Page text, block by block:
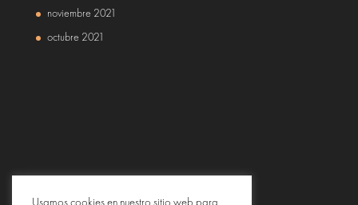
noviembre 2021
octubre 2021
Usamos cookies en nuestro sitio web para